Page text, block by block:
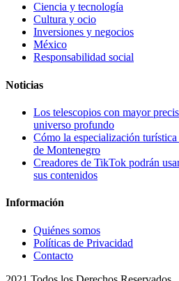
Ciencia y tecnología
Cultura y ocio
Inversiones y negocios
México
Responsabilidad social
Noticias
Los telescopios con mayor
universo profundo
Cómo la especialización
de Montenegro
Creadores de TikTok podrán
sus contenidos
Información
Quiénes somos
Políticas de Privacidad
Contacto